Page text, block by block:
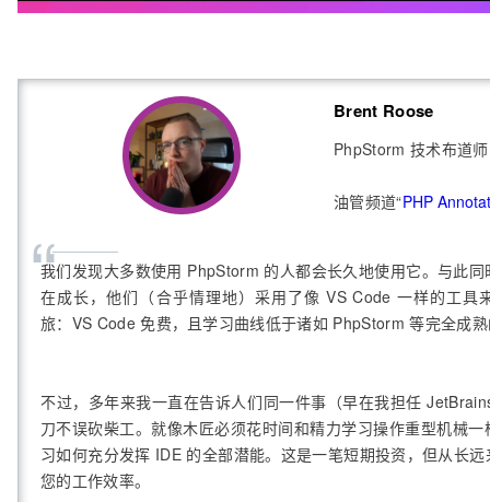
Brent Roose
PhpStorm 技术布道师
油管频道“PHP
“
我们发现大多数使用 PhpStorm 的人都会长久地使用它。与此
在成长，他们（合乎情理地）采用了像 VS Code 一样的工具
旅：VS Code 免费，且学习曲线低于诸如 PhpStorm 等完全成
不过，多年来我一直在告诉人们同一件事（早在我担任
刀不误砍柴工。就像木匠必须花时间和精力学习操作重型机械
习如何充分发挥 IDE 的全部潜能。这是一笔短期投资，但从长
您的工作效率。